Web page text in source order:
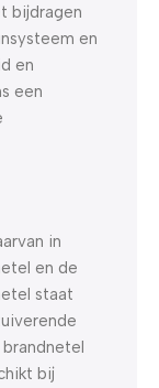
bijdragen
en
en
een
in
en de
staat
bij